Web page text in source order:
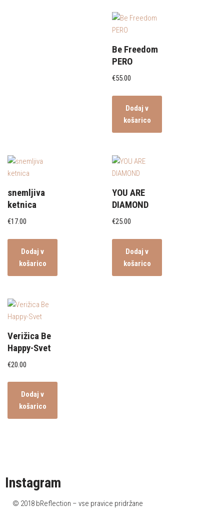
Be Freedom
PERO
€55.00
Dodaj v
košarico
snemljiva
ketnica
€17.00
Dodaj v
košarico
YOU ARE
DIAMOND
€25.00
Dodaj v
košarico
Verižica Be
Happy-Svet
€20.00
Dodaj v
košarico
Instagram
© 2018 bReflection – vse pravice pridržane